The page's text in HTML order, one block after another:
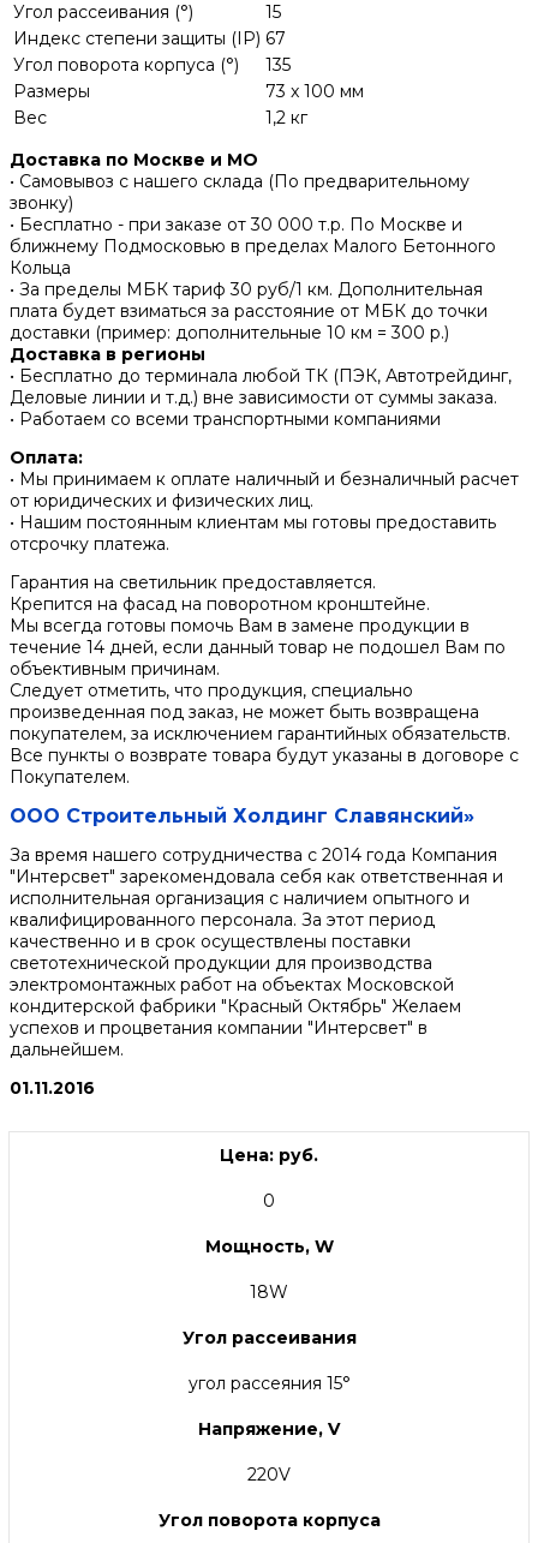
Угол рассеивания (°)
15
Индекс степени защиты (IP) 67
Угол поворота корпуса (°)
135
Размеры
73 x 100 мм
Вес
1,2 кг
Доставка по Москве и МО
• Самовывоз с нашего склада (По предварительному
звонку)
• Бесплатно - при заказе от 30 000 т.р. По Москве и
ближнему Подмосковью в пределах Малого Бетонного
Кольца
• За пределы МБК тариф 30 руб/1 км. Дополнительная
плата будет взиматься за расстояние от МБК до точки
доставки (пример: дополнительные 10 км = 300 р.)
Доставка в регионы
• Бесплатно до терминала любой ТК (ПЭК, Автотрейдинг,
Деловые линии и т.д.) вне зависимости от суммы заказа.
• Работаем со всеми транспортными компаниями
Оплата:
• Мы принимаем к оплате наличный и безналичный расчет
от юридических и физических лиц.
• Нашим постоянным клиентам мы готовы предоставить
отсрочку платежа.
Гарантия на светильник предоставляется.
Крепится на фасад на поворотном кронштейне.
Мы всегда готовы помочь Вам в замене продукции в
течение 14 дней, если данный товар не подошел Вам по
объективным причинам.
Следует отметить, что продукция, специально
произведенная под заказ, не может быть возвращена
покупателем, за исключением гарантийных обязательств.
Все пункты о возврате товара будут указаны в договоре с
Покупателем.
ООО Строительный Холдинг Славянский»
За время нашего сотрудничества с 2014 года Компания
"Интерсвет" зарекомендовала себя как ответственная и
исполнительная организация с наличием опытного и
квалифицированного персонала. За этот период
качественно и в срок осуществлены поставки
светотехнической продукции для производства
электромонтажных работ на объектах Московской
кондитерской фабрики "Красный Октябрь" Желаем
успехов и процветания компании "Интерсвет" в
дальнейшем.
01.11.2016
Цена: руб.
0
Мощность, W
18W
Угол рассеивания
угол рассеяния 15°
Напряжение, V
220V
Угол поворота корпуса